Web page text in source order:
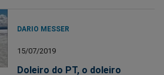
DARIO MESSER
15/07/2019
Doleiro do PT, o doleiro